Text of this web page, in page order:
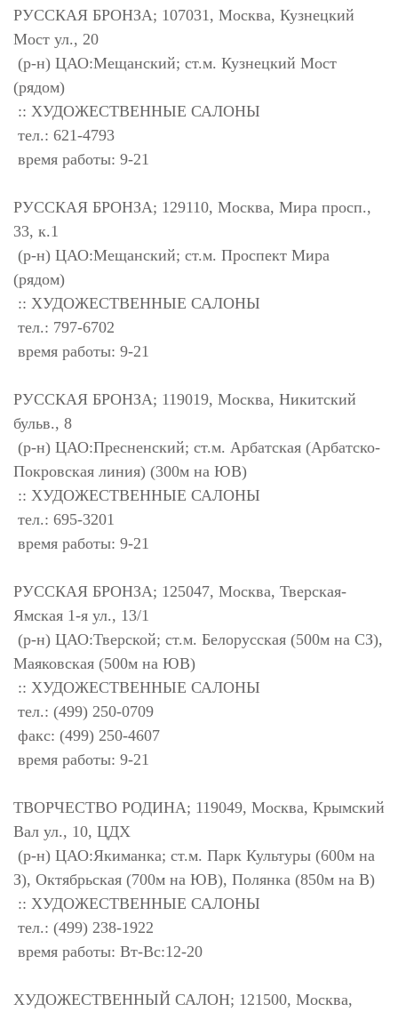
РУССКАЯ БРОНЗА; 107031, Москва, Кузнецкий
Мост ул., 20
(р-н) ЦАО:Мещанский; ст.м. Кузнецкий Мост
(рядом)
:: ХУДОЖЕСТВЕННЫЕ САЛОНЫ
тел.: 621-4793
время работы: 9-21
РУССКАЯ БРОНЗА; 129110, Москва, Мира просп.,
33, к.1
(р-н) ЦАО:Мещанский; ст.м. Проспект Мира
(рядом)
:: ХУДОЖЕСТВЕННЫЕ САЛОНЫ
тел.: 797-6702
время работы: 9-21
РУССКАЯ БРОНЗА; 119019, Москва, Никитский
бульв., 8
(р-н) ЦАО:Пресненский; ст.м. Арбатская (Арбатско-
Покровская линия) (300м на ЮВ)
:: ХУДОЖЕСТВЕННЫЕ САЛОНЫ
тел.: 695-3201
время работы: 9-21
РУССКАЯ БРОНЗА; 125047, Москва, Тверская-
Ямская 1-я ул., 13/1
(р-н) ЦАО:Тверской; ст.м. Белорусская (500м на СЗ),
Маяковская (500м на ЮВ)
:: ХУДОЖЕСТВЕННЫЕ САЛОНЫ
тел.: (499) 250-0709
факс: (499) 250-4607
время работы: 9-21
ТВОРЧЕСТВО РОДИНА; 119049, Москва, Крымский
Вал ул., 10, ЦДХ
(р-н) ЦАО:Якиманка; ст.м. Парк Культуры (600м на
З), Октябрьская (700м на ЮВ), Полянка (850м на В)
:: ХУДОЖЕСТВЕННЫЕ САЛОНЫ
тел.: (499) 238-1922
время работы: Вт-Вс:12-20
ХУДОЖЕСТВЕННЫЙ САЛОН; 121500, Москва,